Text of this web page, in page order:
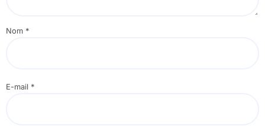
Nom *
E-mail *